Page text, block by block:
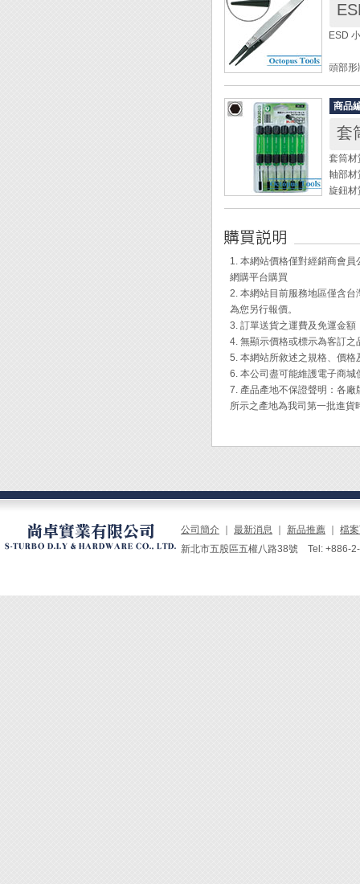
最大
ESD
頭部
長度
尖長
柄寬
頭端
◆ 鑷子
◆ 鑷子
◆ 防靜
◆ 適用
商品
套
套筒
軸部
旋鈕
重量
套筒
全長
◆ 狹小
◆ 磁性
◆ 整
◆ 尾端
◆ 附
1. 本網站價格僅對經銷商會
網購平台購買
2. 本網站目前服務地區僅含
為您另行報價。
3. 訂單送貨之運費及免運金
4. 無顯示價格或標示為客訂
5. 本網站所敘述之規格、價
6. 本公司盡可能維護電子商
7. 產品產地不保證聲明：各
所示之產地為我司第一批進
公司簡介 最新消息 新品推薦
檔
新北市五股區五權八路38號 Tel: